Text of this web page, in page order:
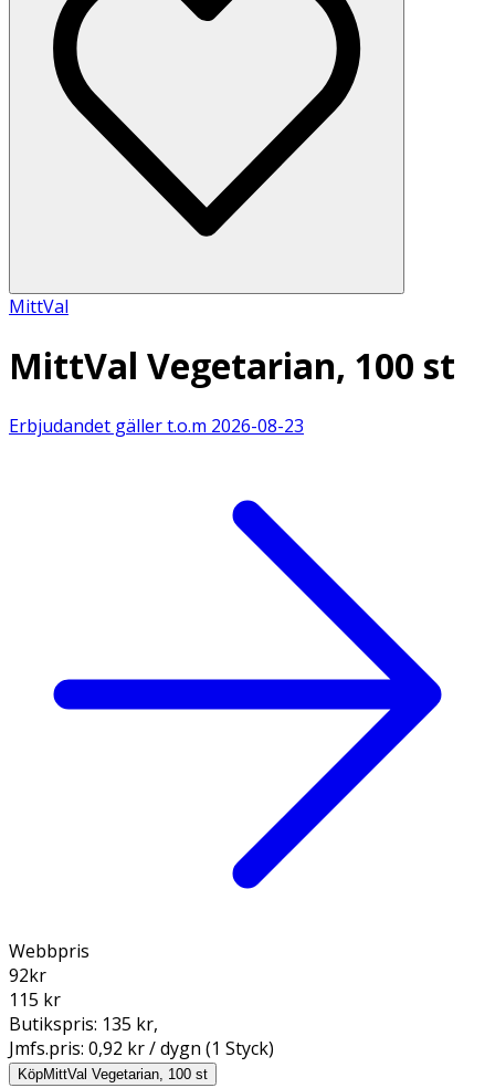
MittVal
MittVal Vegetarian, 100 st
Erbjudandet gäller t.o.m 2026-08-23
Webbpris
92kr
115 kr
Butikspris: 135 kr,
Jmfs.pris: 0,92 kr / dygn (1 Styck)
KöpMittVal Vegetarian, 100 st